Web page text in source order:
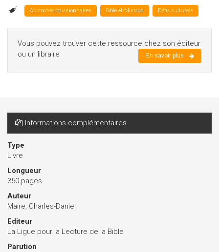
Approches missionnaires Bible et Mission Défis culturels
Vous pouvez trouver cette ressource chez son éditeur
ou un libraire
En savoir plus
Informations complémentaires
Type
Livre
Longueur
350 pages
Auteur
Maire, Charles-Daniel
Editeur
La Ligue pour la Lecture de la Bible
Parution